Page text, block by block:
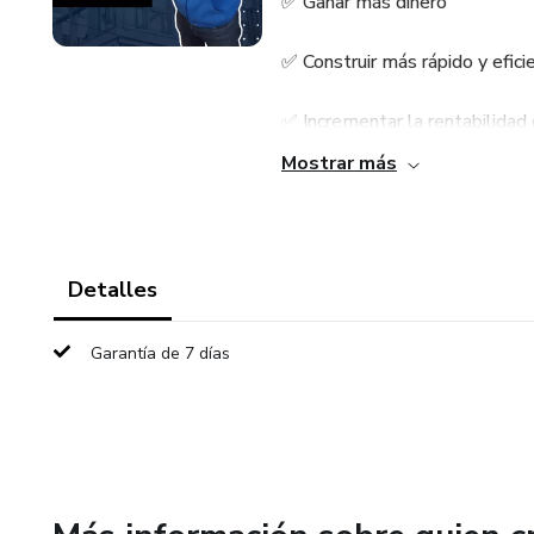
✅ Construir más rápido y
✅ Incrementar la
Mostrar más
Detalles
Garantía de 7 días